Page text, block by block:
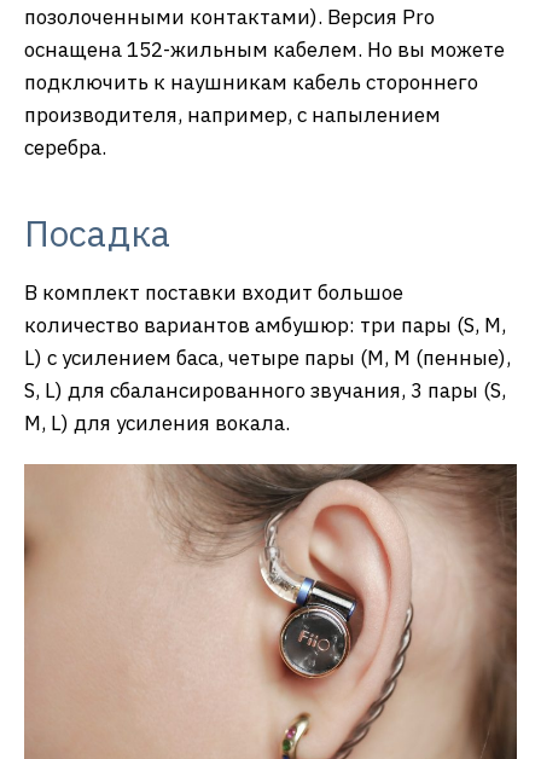
позолоченными контактами). Версия Pro
оснащена 152-жильным кабелем. Но вы можете
подключить к наушникам кабель стороннего
производителя, например, с напылением
серебра.
Посадка
В комплект поставки входит большое
количество вариантов амбушюр: три пары (S, M,
L) с усилением баса, четыре пары (M, M (пенные),
S, L) для сбалансированного звучания, 3 пары (S,
M, L) для усиления вокала.